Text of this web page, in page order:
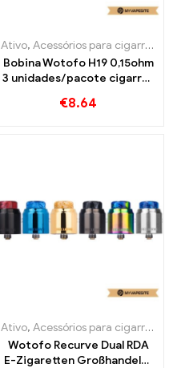
Ativo, Acessórios para cigarros eletrônicos
Bobina Wotofo H19 0,15ohm
3 unidades/pacote cigarros
Personalizado
€8.64
Ativo, Acessórios para cigarros eletrônicos
Wotofo Recurve Dual RDA
E-Zigaretten Großhandel丨